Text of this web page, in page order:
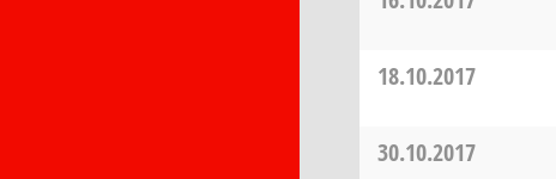
18.10.2017
30.10.2017